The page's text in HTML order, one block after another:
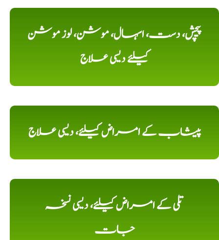
پیچش، دست، اسہال، موشن، لوز موشن
کیلئے دیسی علاج
پیشاب کے امراض کیلئے، دیسی علاج
تلی کے امراض کیلئے، دیسی نسخہ
جات